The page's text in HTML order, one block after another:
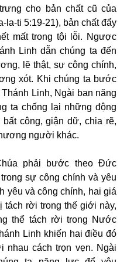
cho bản chất cũ của
la-ti 5:19-21), bản chất đẩy
mất trong tội lỗi. Ngược
Linh dẫn chúng ta đến
lẽ thật, sự công chính,
xót. Khi chúng ta bước
Linh, Ngài ban năng
ta chống lại những động
công, giận dữ, chia rẽ,
người khác.
phải bước theo Đức
sự công chính và yêu
yêu và công chính, hai giá
tách rời trong thế giới này,
thể tách rời trong Nước
Linh khiến hai điều đó
nhau cách trọn vẹn. Ngài